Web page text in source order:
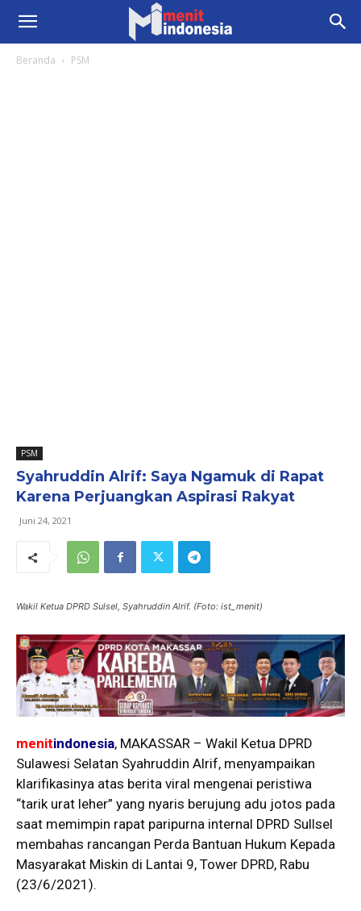
Beranda PSM
PSM
Syahruddin Alrif: Saya Ngamuk di Rapat
Karena Perjuangkan Aspirasi Rakyat
Juni 24, 2021
Wakil Ketua DPRD Sulsel, Syahruddin Alrif. (Foto: ist_menit)
menitindonesia, MAKASSAR – Wakil Ketua DPRD
Sulawesi Selatan Syahruddin Alrif, menyampaikan
klarifikasinya atas berita viral mengenai peristiwa
“tarik urat leher” yang nyaris berujung adu jotos pada
saat memimpin rapat paripurna internal DPRD Sullsel
membahas rancangan Perda Bantuan Hukum Kepada
Masyarakat Miskin di Lantai 9, Tower DPRD, Rabu
(23/6/2021).